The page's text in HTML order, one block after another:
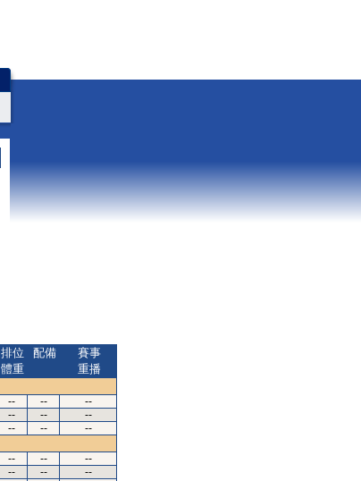
排位
體重
配備
賽事
重播
-- --
--
-- --
--
-- --
--
-- --
--
-- --
--